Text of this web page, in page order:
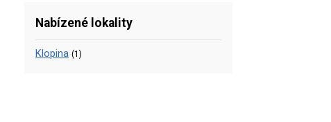
Nabízené lokality
Klopina (1)